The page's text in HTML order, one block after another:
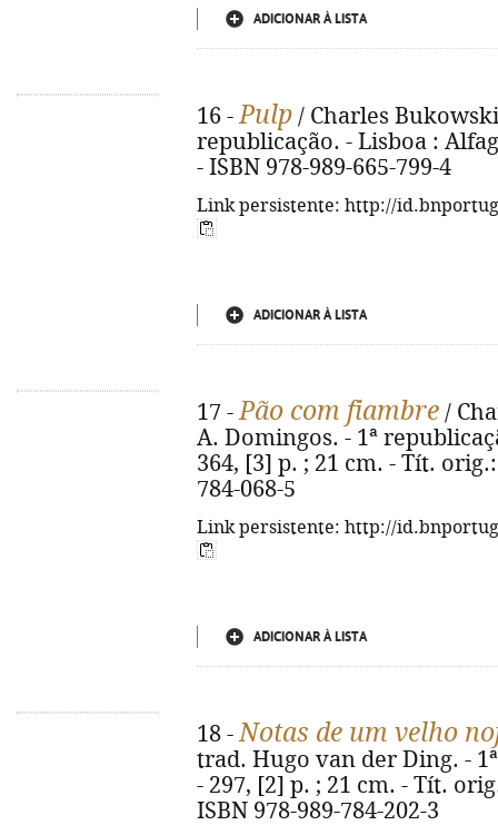
ADICIONAR À LISTA
16 -Pulp / Charles
republicação. - Lisboa :
- ISBN 978-989-665-799-4
Link persistente: http://
ADICIONAR À LISTA
17 -Pão com fiambre /
A. Domingos. - 1ª
364, [3] p. ; 21 cm. - Tít.
784-068-5
Link persistente: http://
ADICIONAR À LISTA
18 -Notas de um velho
trad. Hugo van der Ding. -
- 297, [2] p. ; 21 cm. - Tít.
ISBN 978-989-784-202-3